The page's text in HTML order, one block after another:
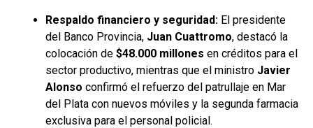
Respaldo financiero y seguridad: El presidente
del Banco Provincia, Juan Cuattromo, destacó la
colocación de $48.000 millones en créditos para el
sector productivo, mientras que el ministro Javier
Alonso confirmó el refuerzo del patrullaje en Mar
del Plata con nuevos móviles y la segunda farmacia
exclusiva para el personal policial.